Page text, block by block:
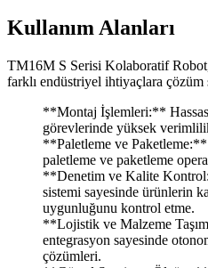
Kullanım Alanları
TM16M S Serisi Kolaboratif
farklı endüstriyel ihtiyaçlara çözüm
**Montaj İşlemleri:** Hassas
görevlerinde yüksek
**Paletleme ve
paletleme ve paketleme
**Denetim ve Kalite
sistemi sayesinde ürünlerin
uygunluğunu kontrol etme.
**Lojistik ve Malzeme
entegrasyon sayesinde
çözümleri.